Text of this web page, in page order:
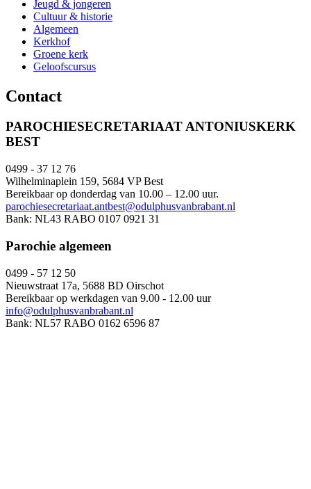
Jeugd & jongeren
Cultuur & historie
Algemeen
Kerkhof
Groene kerk
Geloofscursus
Contact
PAROCHIESECRETARIAAT ANTONIUSKERK
BEST
0499 - 37 12 76
Wilhelminaplein 159, 5684 VP Best
Bereikbaar op donderdag van 10.00 – 12.00 uur.
parochiesecretariaat.antbest@odulphusvanbrabant.nl
Bank: NL43 RABO 0107 0921 31
Parochie algemeen
0499 - 57 12 50
Nieuwstraat 17a, 5688 BD Oirschot
Bereikbaar op werkdagen van 9.00 - 12.00 uur
info@odulphusvanbrabant.nl
Bank: NL57 RABO 0162 6596 87